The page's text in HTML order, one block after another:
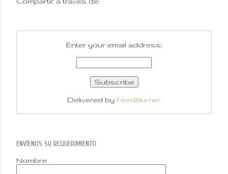
Enter your email address:
Delivered by FeedBurner
ENVÍENOS SU REQUERIMIENTO
Nombre